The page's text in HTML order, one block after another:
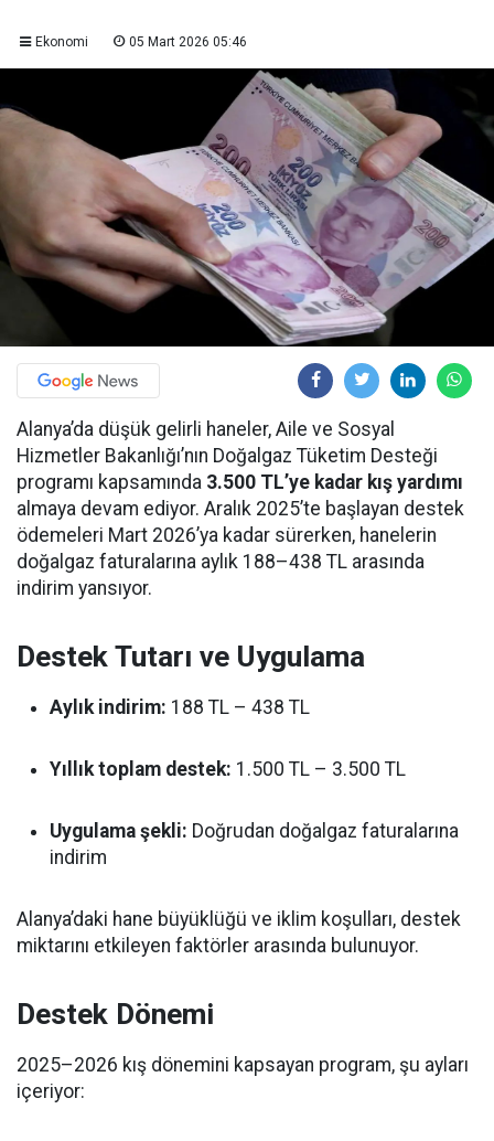
Ekonomi 05 Mart 2026 05:46
Alanya’da düşük gelirli haneler, Aile ve Sosyal
Hizmetler Bakanlığı’nın Doğalgaz Tüketim Desteği
programı kapsamında 3.500 TL’ye kadar kış yardımı
almaya devam ediyor. Aralık 2025’te başlayan destek
ödemeleri Mart 2026’ya kadar sürerken, hanelerin
doğalgaz faturalarına aylık 188–438 TL arasında
indirim yansıyor.
Destek Tutarı ve Uygulama
Aylık indirim: 188 TL – 438 TL
Yıllık toplam destek: 1.500 TL – 3.500 TL
Uygulama şekli: Doğrudan doğalgaz faturalarına
indirim
Alanya’daki hane büyüklüğü ve iklim koşulları, destek
miktarını etkileyen faktörler arasında bulunuyor.
Destek Dönemi
2025–2026 kış dönemini kapsayan program, şu ayları
içeriyor: